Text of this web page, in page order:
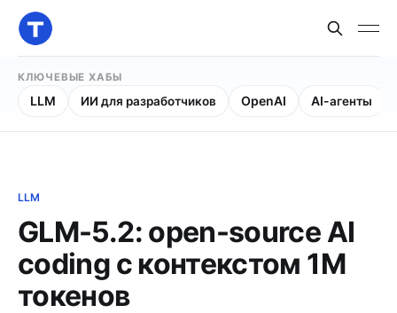
КЛЮЧЕВЫЕ ХАБЫ
LLM ИИ для разработчиков OpenAI AI-агенты
LLM
GLM-5.2: open-source AI
coding с контекстом 1M
токенов